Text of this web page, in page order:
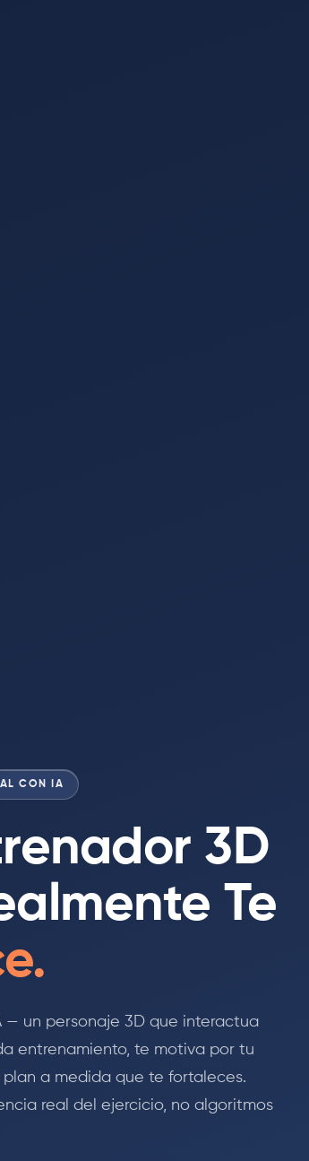
CON IA
3D
Te
— un personaje 3D que interactua
entrenamiento, te motiva por tu
a medida que te fortaleces.
real del ejercicio, no algoritmos